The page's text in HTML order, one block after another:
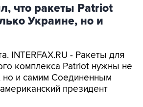
что ракеты Patriot
Украине, но и
INTERFAX.RU - Ракеты для
комплекса Patriot нужны не
но и самим Соединенным
президент